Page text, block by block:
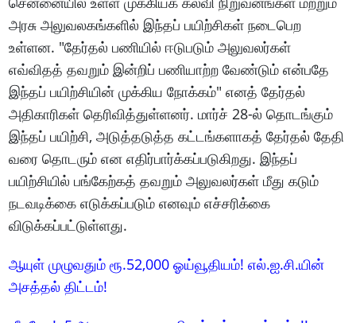
அரசு அலுவலகங்களில் இந்தப் பயிற்சிகள் நடைபெற
உள்ளன. "தேர்தல் பணியில் ஈடுபடும் அலுவலர்கள்
எவ்விதத் தவறும் இன்றிப் பணியாற்ற வேண்டும் என்பதே
இந்தப் பயிற்சியின் முக்கிய நோக்கம்" எனத் தேர்தல்
அதிகாரிகள் தெரிவித்துள்ளனர். மார்ச் 28-ல் தொடங்கும்
இந்தப் பயிற்சி, அடுத்தடுத்த கட்டங்களாகத் தேர்தல் தேதி
வரை தொடரும் என எதிர்பார்க்கப்படுகிறது. இந்தப்
பயிற்சியில் பங்கேற்கத் தவறும் அலுவலர்கள் மீது கடும்
நடவடிக்கை எடுக்கப்படும் எனவும் எச்சரிக்கை
விடுக்கப்பட்டுள்ளது.
ஆயுள் முழுவதும் ரூ.52,000 ஓய்வூதியம்! எல்.ஐ.சி.யின்
அசத்தல் திட்டம்!